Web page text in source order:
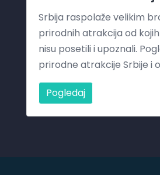
Srbija raspolaže velikim
prirodnih atrakcija od
nisu posetili i upoznali.
prirodne atrakcije Srbije i
Pogledaj